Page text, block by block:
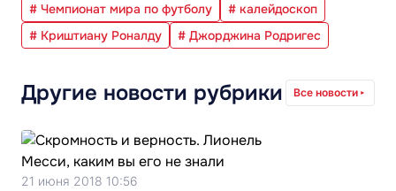
# Чемпионат мира по футболу
# калейдоскоп
# Криштиану Роналду
# Джорджина Родригес
Другие новости рубрики Все новости
21 июня 2018 10:56